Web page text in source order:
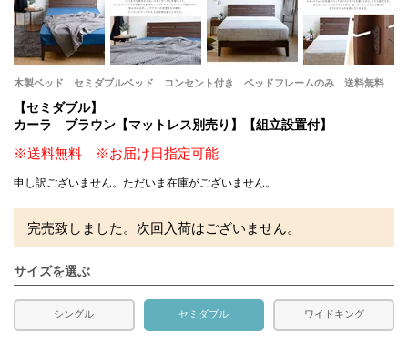
木製ベッド セミダブルベッド コンセント付き ベッドフレームのみ 送料無料
【セミダブル】
カーラ ブラウン【マットレス別売り】【組立設置付】
※送料無料 ※お届け日指定可能
申し訳ございません。ただいま在庫がございません。
完売致しました。次回入荷はございません。
サイズを選ぶ
シングル セミダブル ワイドキング